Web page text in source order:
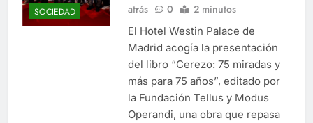
SOCIEDAD
atrás
0 2 minutos
El Hotel Westin Palace de
Madrid acogía la presentación
del libro “Cerezo: 75 miradas y
más para 75 años”, editado por
la Fundación Tellus y Modus
Operandi, una obra que repasa